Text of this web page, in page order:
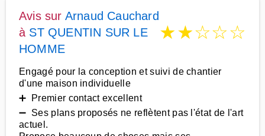
Avis sur Arnaud Cauchard
à ST QUENTIN SUR LE
HOMME
★★☆☆☆
Engagé pour la conception et suivi de chantier
d'une maison individuelle
➕ Premier contact excellent
➖ Ses plans proposés ne reflètent pas l'état de l'art
actuel.